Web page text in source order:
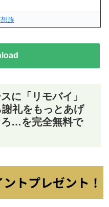
族
に「リモバイ」
礼をもっとあげ
ろ…を完全無料で